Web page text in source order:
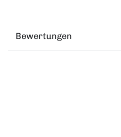
Bewertungen